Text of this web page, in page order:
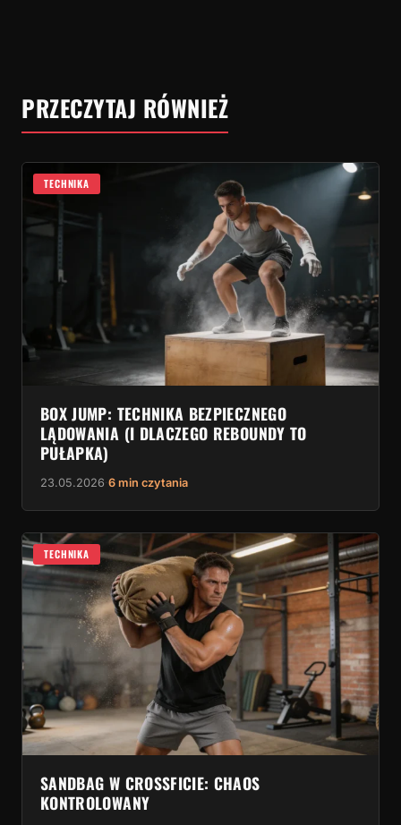
PRZECZYTAJ RÓWNIEŻ
TECHNIKA
BOX JUMP: TECHNIKA BEZPIECZNEGO
LĄDOWANIA (I DLACZEGO REBOUNDY TO
PUŁAPKA)
23.05.2026 6 min czytania
TECHNIKA
SANDBAG W CROSSFICIE: CHAOS
KONTROLOWANY